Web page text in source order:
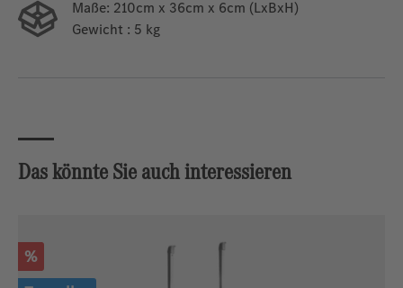
Maße: 210cm x 36cm x 6cm (LxBxH)
Gewicht : 5 kg
Das könnte Sie auch interessieren
Rabatt
%